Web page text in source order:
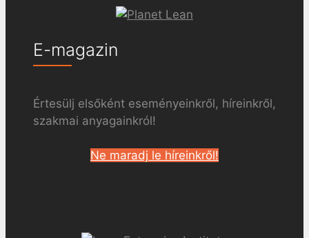
E-magazin
Értesülj elsőként eseményeinkről, híreinkről,
szakmai anyagainkról!
Ne maradj le híreinkről!